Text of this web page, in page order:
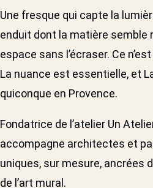
Une fresque qui capte la
enduit dont la matière semble
espace sans l’écraser. Ce
La nuance est essentielle, et
quiconque en Provence.
Fondatrice de l’atelier Un
accompagne architectes et
uniques, sur mesure, ancrées
de l’art mural.